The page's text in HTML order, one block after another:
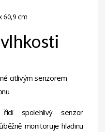
60,9 cm
citlivým senzorem
spolehlivý senzor
monitoruje hladinu